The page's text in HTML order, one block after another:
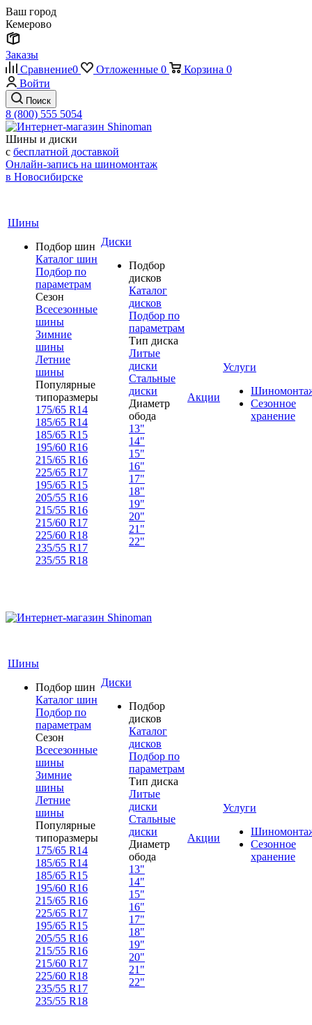
Ваш город
Кемерово
Заказы
Сравнение0 Отложенные 0 Корзина 0
Войти
Поиск
8 (800) 555 5054
Шины и диски
с бесплатной доставкой
Онлайн-запись на шиномонтаж
в Новосибирске
Шины
Подбор шин
Каталог шин
Подбор по
параметрам
Сезон
Всесезонные
шины
Зимние
шины
Летние
шины
Популярные
типоразмеры
175/65 R14
185/65 R14
185/65 R15
195/60 R16
215/65 R16
225/65 R17
195/65 R15
205/55 R16
215/55 R16
215/60 R17
225/60 R18
235/55 R17
235/55 R18
Диски
Подбор
дисков
Каталог
дисков
Подбор по
параметрам
Тип диска
Литые
диски
Стальные
диски
Диаметр
обода
13"
14"
15"
16"
17"
18"
19"
20"
21"
22"
Акции
Услуги
Сезонное
хранение
Шины
Подбор шин
Каталог шин
Подбор по
параметрам
Сезон
Всесезонные
шины
Зимние
шины
Летние
шины
Популярные
типоразмеры
175/65 R14
185/65 R14
185/65 R15
195/60 R16
215/65 R16
225/65 R17
195/65 R15
205/55 R16
215/55 R16
215/60 R17
225/60 R18
235/55 R17
235/55 R18
Диски
Подбор
дисков
Каталог
дисков
Подбор по
параметрам
Тип диска
Литые
диски
Стальные
диски
Диаметр
обода
13"
14"
15"
16"
17"
18"
19"
20"
21"
22"
Акции
Услуги
Сезонное
хранение